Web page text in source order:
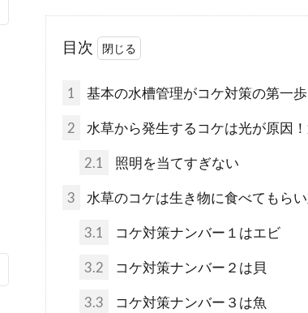
水槽
水草っ
ませんよ
水槽内
目次
1 基本の水槽管理がコケ対策の第一
2 水草から発生するコケは光が原因
2.1 照明を当てすぎない
3 水草のコケは生き物に食べてもら
3.1 コケ対策ナンバー１はエビ
3.2 コケ対策ナンバー２は貝
3.3 コケ対策ナンバー３は魚